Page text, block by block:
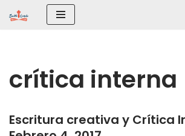
crítica interna
Escritura creativa y Crítica